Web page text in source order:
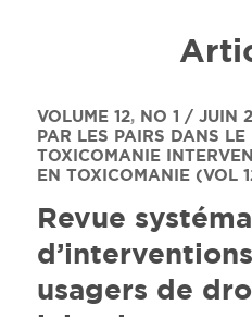
VOLUME 12, NO 1 / JUIN
PAR LES PAIRS DANS
TOXICOMANIE
EN TOXICOMANIE (VOL
Revue
usagers de